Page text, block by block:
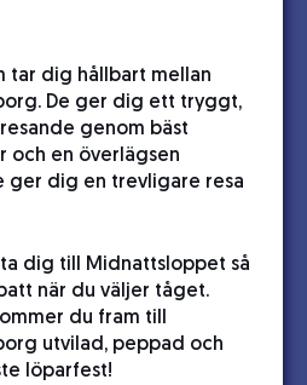
tar dig hållbart mellan
De ger dig ett tryggt,
genom bäst
och en överlägsen
ger dig en trevligare resa
dig till Midnattsloppet så
när du väljer tåget.
du fram till
utvilad, peppad och
löparfest!